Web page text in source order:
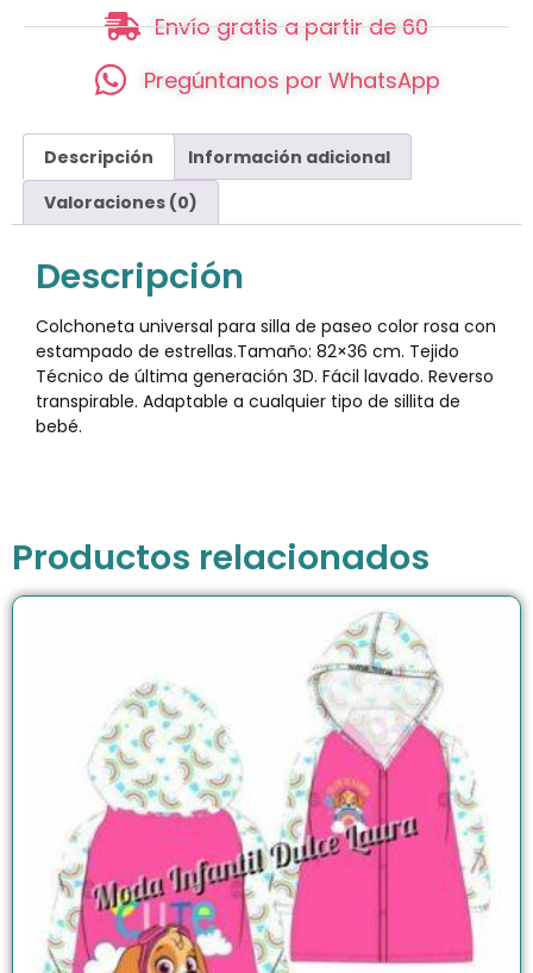
Envío gratis a partir de 60
Pregúntanos por WhatsApp
Descripción
Información adicional
Valoraciones (0)
Descripción
Colchoneta universal para silla de paseo color rosa con
estampado de estrellas.Tamaño: 82×36 cm. Tejido
Técnico de última generación 3D. Fácil lavado. Reverso
transpirable. Adaptable a cualquier tipo de sillita de
bebé.
Productos relacionados